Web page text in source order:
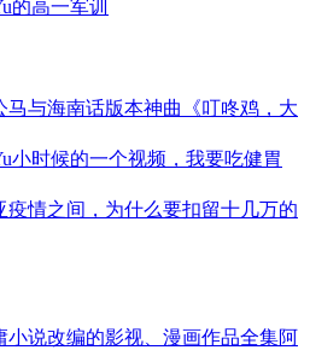
的高一军训
马与海南话版本神曲《叮咚鸡，大
小时候的一个视频，我要吃健胃
疫情之间，为什么要扣留十几万的
小说改编的影视、漫画作品全集阿